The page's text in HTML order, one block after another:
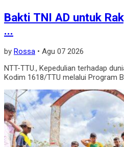
Bakti TNI AD untuk
...
by Rossa • Agu 07 2026
NTT-TTU., Kepedulian terhadap
Kodim 1618/TTU melalui Program